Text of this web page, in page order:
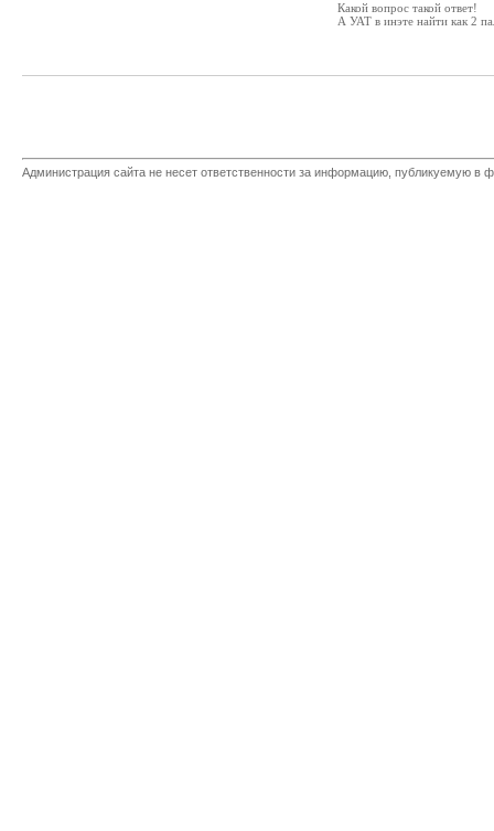
Какой вопрос такой ответ!
А УАТ в инэте найти как 2
Администрация сайта не несет ответственности за информацию, публикуемую